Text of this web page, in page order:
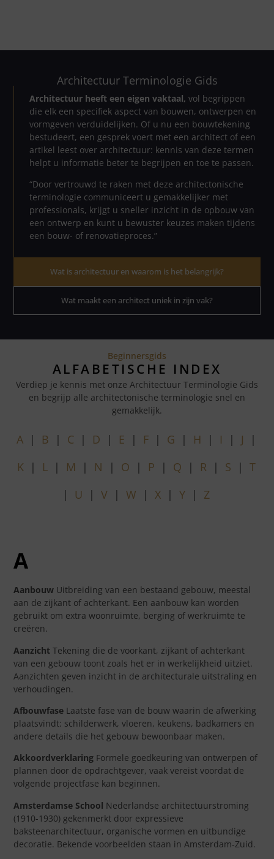
Architectuur Terminologie Gids
Architectuur heeft een eigen vaktaal, vol begrippen
die elk een specifiek aspect van bouwen, ontwerpen en
vormgeven verduidelijken. Of u nu een bouwtekening
bestudeert, een gesprek voert met een architect of een
artikel leest over architectuur: kennis van deze termen
helpt u informatie beter te begrijpen en toe te passen.
“Door vertrouwd te raken met deze architectonische
terminologie communiceert u gemakkelijker met
professionals, krijgt u sneller inzicht in de opbouw van
een ontwerp en kunt u bewuster keuzes maken tijdens
een bouw- of renovatieproces.”
Wat is architectuur en waarom is het belangrijk?
Wat maakt een architect uniek in zijn vak?
Beginnersgids
ALFABETISCHE INDEX
Verdiep je kennis met onze Architectuur Terminologie Gids
en begrijp alle architectonische terminologie snel en
gemakkelijk.
A | B | C | D | E | F | G | H | I | J
|
K
| L | M | N | O | P | Q | R | S | T
| U |V |W | X |Y | Z
A
Aanbouw Uitbreiding van een bestaand gebouw, meestal
aan de zijkant of achterkant. Een aanbouw kan worden
gebruikt om extra woonruimte, berging of werkruimte te
creëren.
Aanzicht Tekening die de voorkant, zijkant of achterkant
van een gebouw toont zoals het er in werkelijkheid uitziet.
Aanzichten geven inzicht in de architecturale uitstraling en
verhoudingen.
Afbouwfase Laatste fase van de bouw waarin de afwerking
plaatsvindt: schilderwerk, vloeren, keukens, badkamers en
andere details die het gebouw bewoonbaar maken.
Akkoordverklaring Formele goedkeuring van ontwerpen of
plannen door de opdrachtgever, vaak vereist voordat de
volgende projectfase kan beginnen.
Amsterdamse School Nederlandse architectuurstroming
(1910-1930) gekenmerkt door expressieve
baksteenarchitectuur, organische vormen en uitbundige
decoratie. Bekende voorbeelden staan in Amsterdam-Zuid.